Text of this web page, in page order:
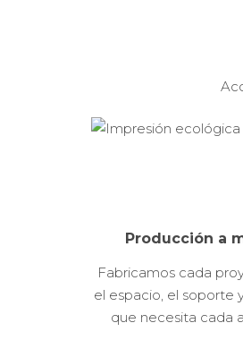
Producción a
Fabricamos cada
el espacio, el soporte
que necesita cada